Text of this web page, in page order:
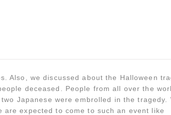
Also, we discussed about the Halloween
deceased. People from all over the
Japanese were embrolled in the tragedy.
are expected to come to such an event like